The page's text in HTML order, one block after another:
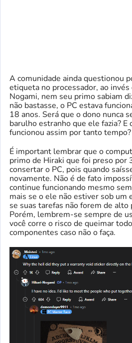
A comunidade ainda questionou
etiqueta no processador, ao
Nogami, nem seu primo sabiam
não bastasse, o PC estava
18 anos. Será que o dono nunca
barulho estranho que ele fazia? E
funcionou assim por tanto tempo?
É important lembrar que o
primo de Hiraki que foi preso por
consertar o PC, pois quando
novamente. Não é de fato
continue funcionando mesmo
mais se o ele não estiver sob um
se suas tarefas não forem de alto
Porém, lembrem-se sempre de
você corre o risco de queimar
componentes caso não o faça.